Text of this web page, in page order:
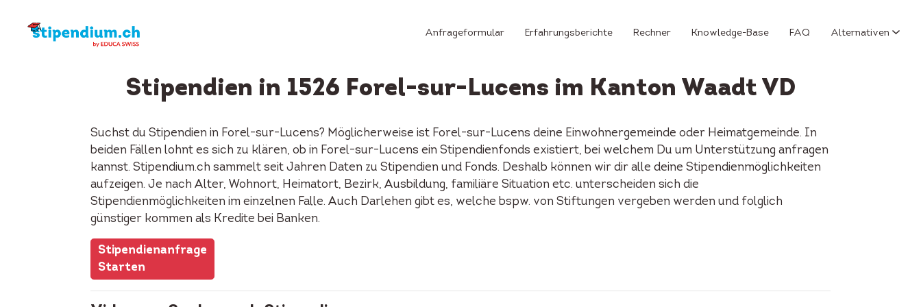
Anfrageformular Erfahrungsberichte Rechner Knowledge-Base FAQ Alternativen
Stipendien in 1526 Forel-sur-Lucens im Kanton Waadt VD
Suchst du Stipendien in Forel-sur-Lucens? Möglicherweise ist Forel-sur-Lucens deine Einwohnergemeinde oder Heimatgemeinde. In
beiden Fällen lohnt es sich zu klären, ob in Forel-sur-Lucens ein Stipendienfonds existiert, bei welchem Du um Unterstützung anfragen
kannst. Stipendium.ch sammelt seit Jahren Daten zu Stipendien und Fonds. Deshalb können wir dir alle deine Stipendienmöglichkeiten
aufzeigen. Je nach Alter, Wohnort, Heimatort, Bezirk, Ausbildung, familiäre Situation etc. unterscheiden sich die
Stipendienmöglichkeiten im einzelnen Falle. Auch Darlehen gibt es, welche bspw. von Stiftungen vergeben werden und folglich
günstiger kommen als Kredite bei Banken.
Stipendienanfrage
Starten